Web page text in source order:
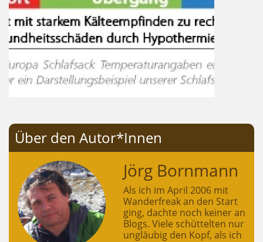
Über den Autor*Innen
Jörg Bornmann
Als ich im April 2006 mit
Wanderfreak an den Start
ging, dachte noch keiner an
Blogs. Viele schüttelten nur
ungläubig den Kopf, als ich